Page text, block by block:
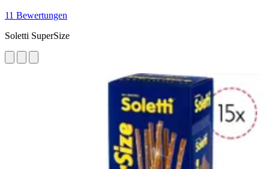
11 Bewertungen
Soletti SuperSize